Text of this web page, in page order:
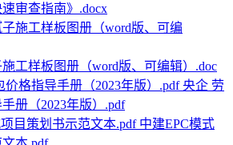
审查指南》.docx
工样板图册（word版、可编辑）.doc
央企 劳
册（2023年版）.pdf
中建EPC模式